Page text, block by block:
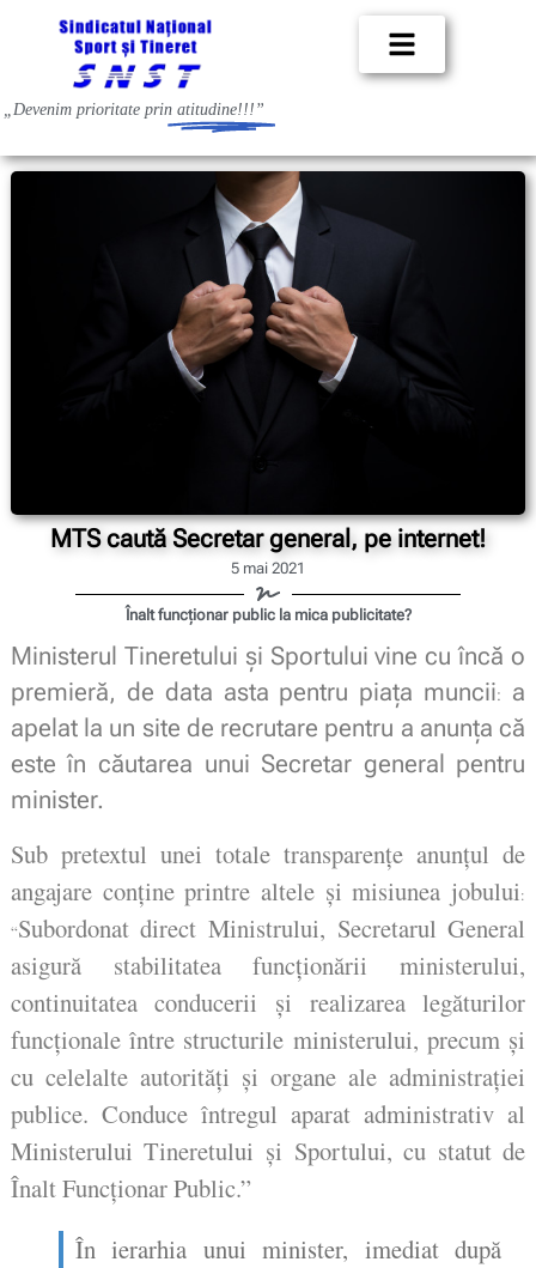
„Devenim prioritate prin atitudine!!!”
MTS caută Secretar general, pe internet!
5 mai 2021
Înalt funcționar public la mica publicitate?
Ministerul Tineretului și Sportului vine cu încă o
premieră, de data asta pentru piața muncii:
a
apelat la un site de recrutare pentru a anunța că
este în căutarea unui Secretar general pentru
minister.
Sub pretextul unei totale transparențe anunțul de
angajare conține printre altele și misiunea jobului:
“Subordonat direct Ministrului, Secretarul General
asigură stabilitatea funcționării ministerului,
continuitatea conducerii și realizarea legăturilor
funcționale între structurile ministerului, precum și
cu celelalte autorități și organe ale administrației
publice. Conduce întregul aparat administrativ al
Ministerului Tineretului și Sportului, cu statut de
Înalt Funcționar Public.”
În ierarhia unui minister, imediat după